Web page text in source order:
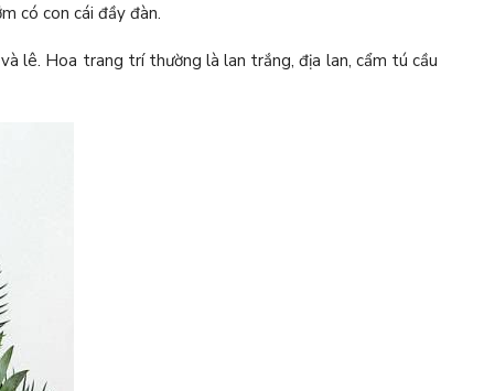
có con cái đầy đàn.
lê. Hoa trang trí thường là lan trắng, địa lan, cẩm tú cầu